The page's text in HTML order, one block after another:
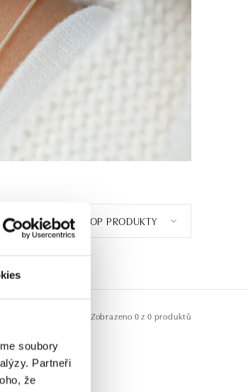
soubory
Partneři
že
TOP PRODUKTY
Zobrazeno 0 z 0 produktů